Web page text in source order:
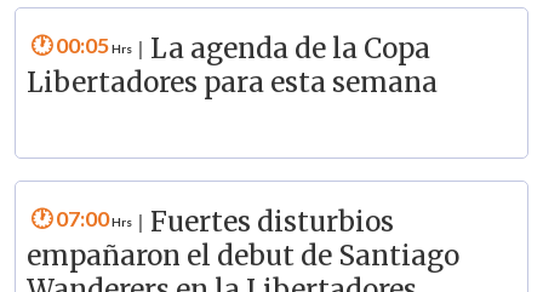
00:05
La agenda de la Copa
Libertadores para esta semana
07:00
Fuertes disturbios
empañaron el debut de Santiago